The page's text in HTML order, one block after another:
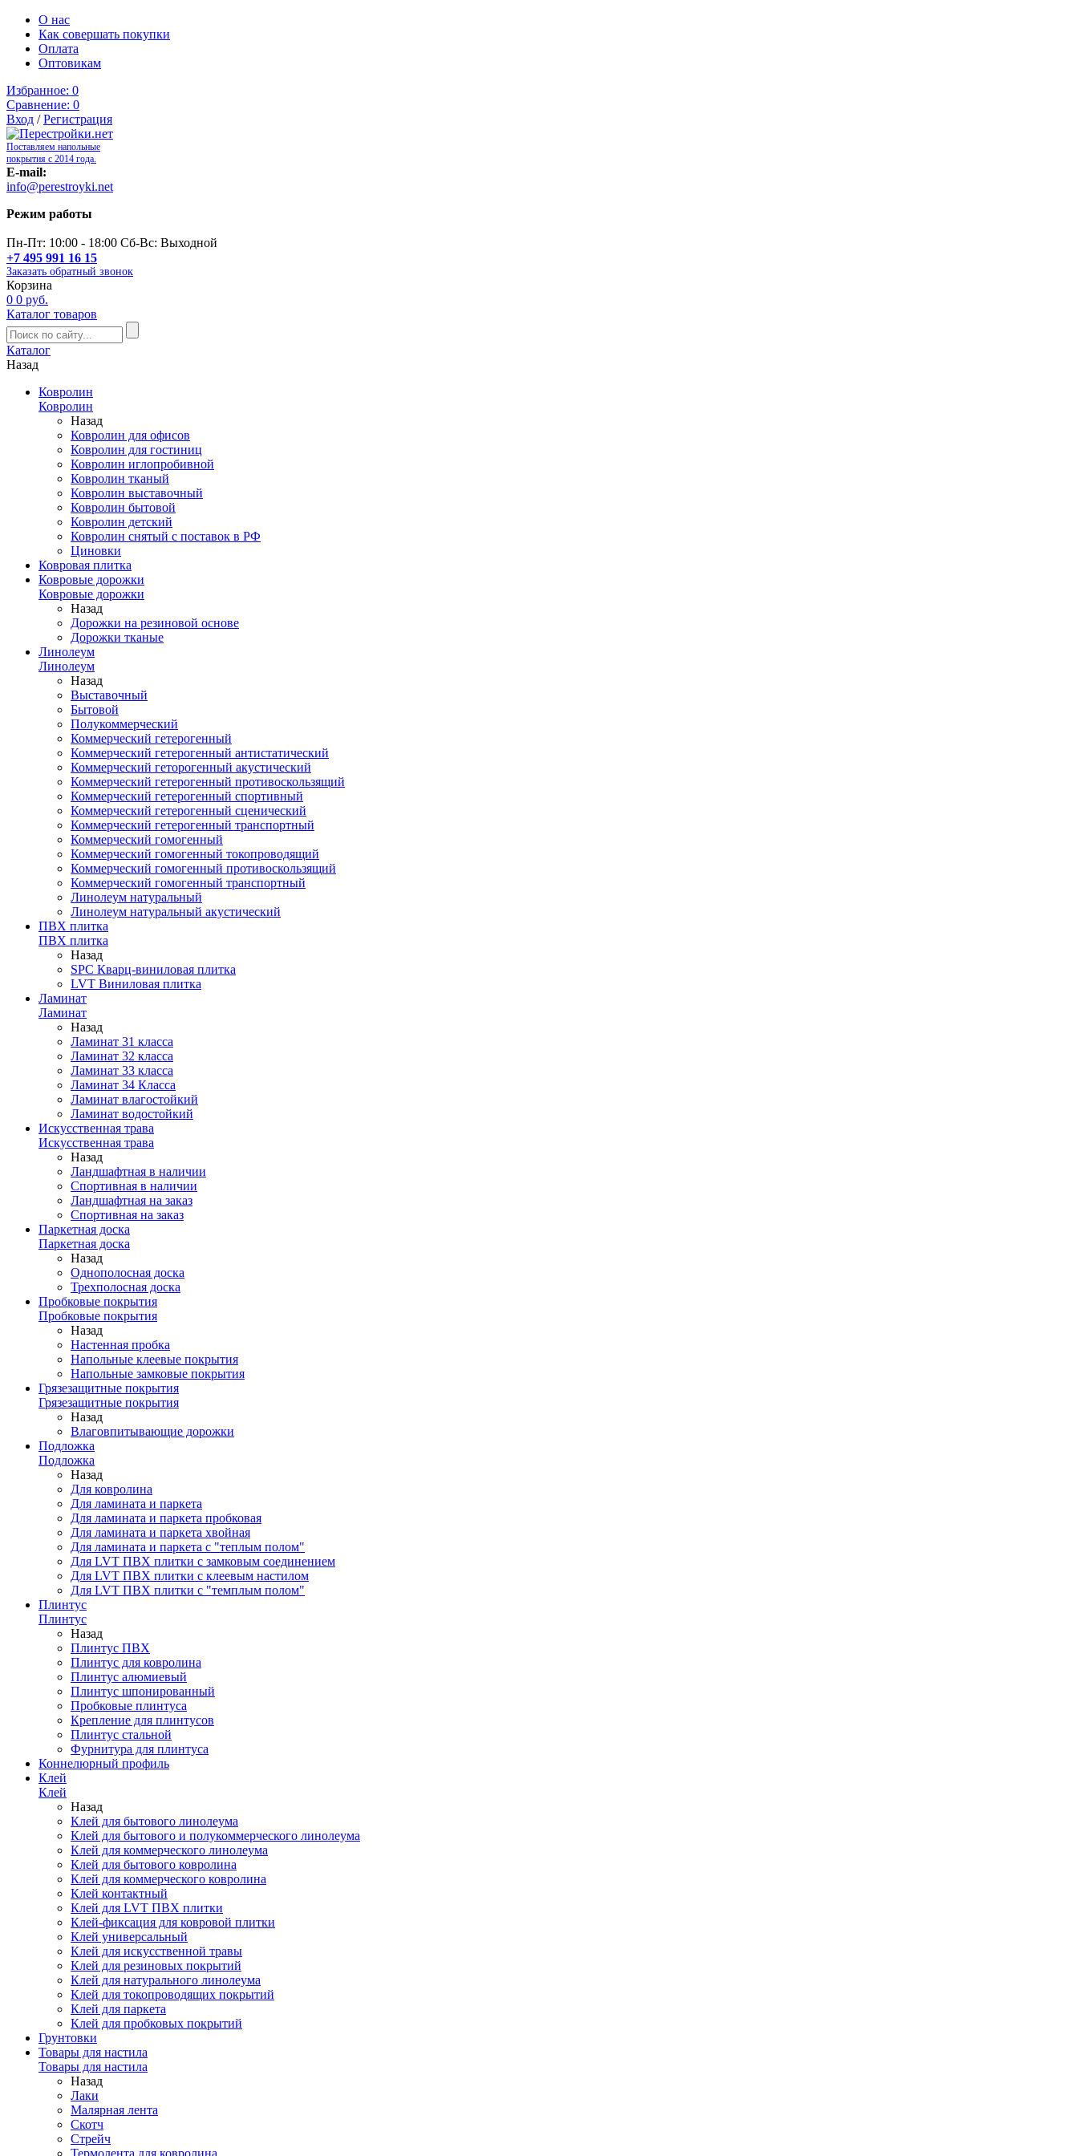
О нас
Как совершать покупки
Оплата
Оптовикам
Избранное: 0
Сравнение: 0
Вход /Регистрация
Поставляем напольные
покрытия с 2014 года.
E-mail:
info@perestroyki.net
Режим работы
Пн-Пт: 10:00 - 18:00 Сб-Вс: Выходной
+7 495 991 16 15
Заказать обратный звонок
Корзина
0 0 руб.
Каталог товаров
Каталог
Назад
Ковролин
Ковролин
Назад
Ковролин для офисов
Ковролин для гостиниц
Ковролин иглопробивной
Ковролин тканый
Ковролин выставочный
Ковролин бытовой
Ковролин детский
Ковролин снятый с поставок в РФ
Циновки
Ковровая плитка
Ковровые дорожки
Ковровые дорожки
Назад
Дорожки на резиновой основе
Дорожки тканые
Линолеум
Линолеум
Назад
Выставочный
Бытовой
Полукоммерческий
Коммерческий гетерогенный
Коммерческий гетерогенный антистатический
Коммерческий геторогенный акустический
Коммерческий гетерогенный противоскользящий
Коммерческий гетерогенный спортивный
Коммерческий гетерогенный сценический
Коммерческий гетерогенный транспортный
Коммерческий гомогенный
Коммерческий гомогенный токопроводящий
Коммерческий гомогенный противоскользящий
Коммерческий гомогенный транспортный
Линолеум натуральный
Линолеум натуральный акустический
ПВХ плитка
ПВХ плитка
Назад
SPC Кварц-виниловая плитка
LVT Виниловая плитка
Ламинат
Ламинат
Назад
Ламинат 31 класса
Ламинат 32 класса
Ламинат 33 класса
Ламинат 34 Класса
Ламинат влагостойкий
Ламинат водостойкий
Искусственная трава
Искусственная трава
Назад
Ландшафтная в наличии
Спортивная в наличии
Ландшафтная на заказ
Спортивная на заказ
Паркетная доска
Паркетная доска
Назад
Однополосная доска
Трехполосная доска
Пробковые покрытия
Пробковые покрытия
Назад
Настенная пробка
Напольные клеевые покрытия
Напольные замковые покрытия
Грязезащитные покрытия
Грязезащитные покрытия
Назад
Влаговпитывающие дорожки
Подложка
Подложка
Назад
Для ковролина
Для ламината и паркета
Для ламината и паркета пробковая
Для ламината и паркета хвойная
Для ламината и паркета с "теплым полом"
Для LVT ПВХ плитки с замковым соединением
Для LVT ПВХ плитки с клеевым настилом
Для LVT ПВХ плитки с "темплым полом"
Плинтус
Плинтус
Назад
Плинтус ПВХ
Плинтус для ковролина
Плинтус алюмиевый
Плинтус шпонированный
Пробковые плинтуса
Крепление для плинтусов
Плинтус стальной
Фурнитура для плинтуса
Коннелюрный профиль
Клей
Клей
Назад
Клей для бытового линолеума
Клей для бытового и полукоммерческого линолеума
Клей для коммерческого линолеума
Клей для бытового ковролина
Клей для коммерческого ковролина
Клей контактный
Клей для LVT ПВХ плитки
Клей-фиксация для ковровой плитки
Клей универсальный
Клей для искусственной травы
Клей для резиновых покрытий
Клей для натурального линолеума
Клей для токопроводящих покрытий
Клей для паркета
Клей для пробковых покрытий
Грунтовки
Товары для настила
Товары для настила
Назад
Лаки
Малярная лента
Скотч
Стрейч
Термолента для ковролина